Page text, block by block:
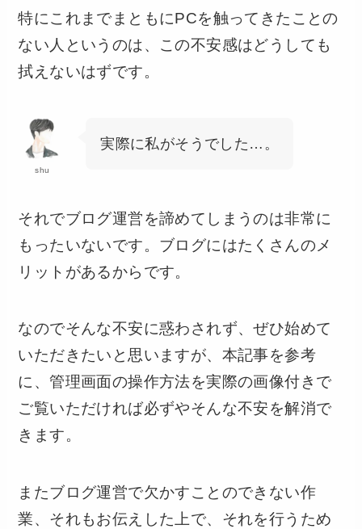
特にこれまでまともにPCを触ってきたことの
ない人というのは、この不安感はどうしても
拭えないはずです。
shu
実際に私がそうでした…。
それでブログ運営を諦めてしまうのは非常に
もったいないです。ブログにはたくさんのメ
リットがあるからです。
なのでそんな不安に惑わされず、ぜひ始めて
いただきたいと思いますが、本記事を参考
に、管理画面の操作方法を実際の画像付きで
ご覧いただければ必ずやそんな不安を解消で
きます。
またブログ運営で欠かすことのできない作
業、それもお伝えした上で、それを行うため